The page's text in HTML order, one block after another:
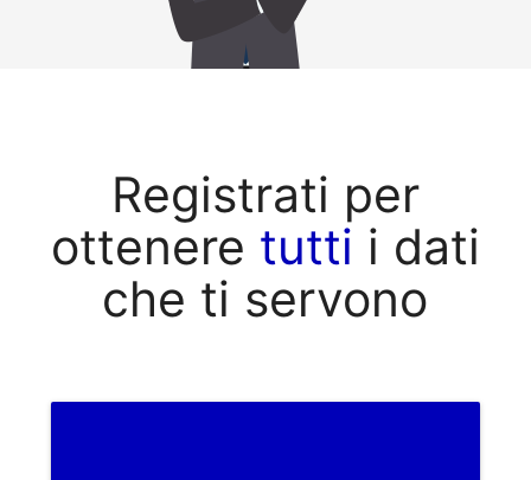
Registrati per
ottenere tutti i dati
che ti servono